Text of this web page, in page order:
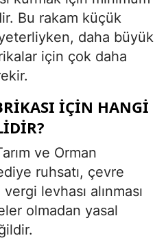
Bu rakam küçük
daha büyük
için çok daha
IÇIN HANGI
ve Orman
ruhsatı, çevre
levhası alınması
olmadan yasal